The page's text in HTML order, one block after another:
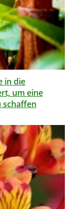
in die
um eine
schaffen